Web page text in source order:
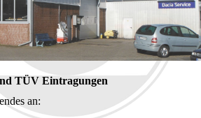
TÜV Eintragungen
an: